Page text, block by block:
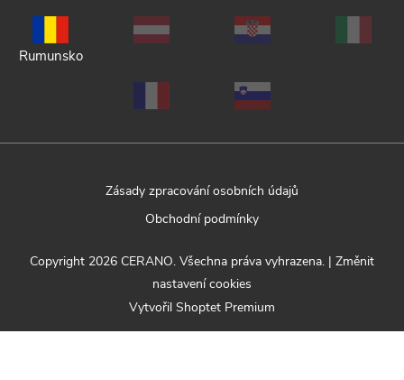
Rumunsko
Zásady zpracování osobních údajů
Obchodní podmínky
Vytvořil Shoptet Premium
Copyright 2026 CERANO. Všechna práva vyhrazena. | Změnit
nastavení cookies